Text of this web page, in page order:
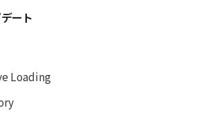
ート
Loading